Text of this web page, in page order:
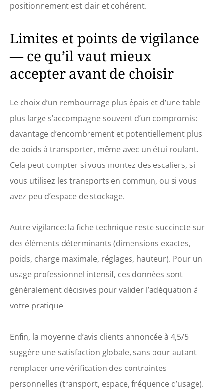
positionnement est clair et cohérent.
Limites et points de vigilance
— ce qu’il vaut mieux
accepter avant de choisir
Le choix d’un rembourrage plus épais et d’une table
plus large s’accompagne souvent d’un compromis:
davantage d’encombrement et potentiellement plus
de poids à transporter, même avec un étui roulant.
Cela peut compter si vous montez des escaliers, si
vous utilisez les transports en commun, ou si vous
avez peu d’espace de stockage.
Autre vigilance: la fiche technique reste succincte sur
des éléments déterminants (dimensions exactes,
poids, charge maximale, réglages, hauteur). Pour un
usage professionnel intensif, ces données sont
généralement décisives pour valider l’adéquation à
votre pratique.
Enfin, la moyenne d’avis clients annoncée à 4,5/5
suggère une satisfaction globale, sans pour autant
remplacer une vérification des contraintes
personnelles (transport, espace, fréquence d’usage).